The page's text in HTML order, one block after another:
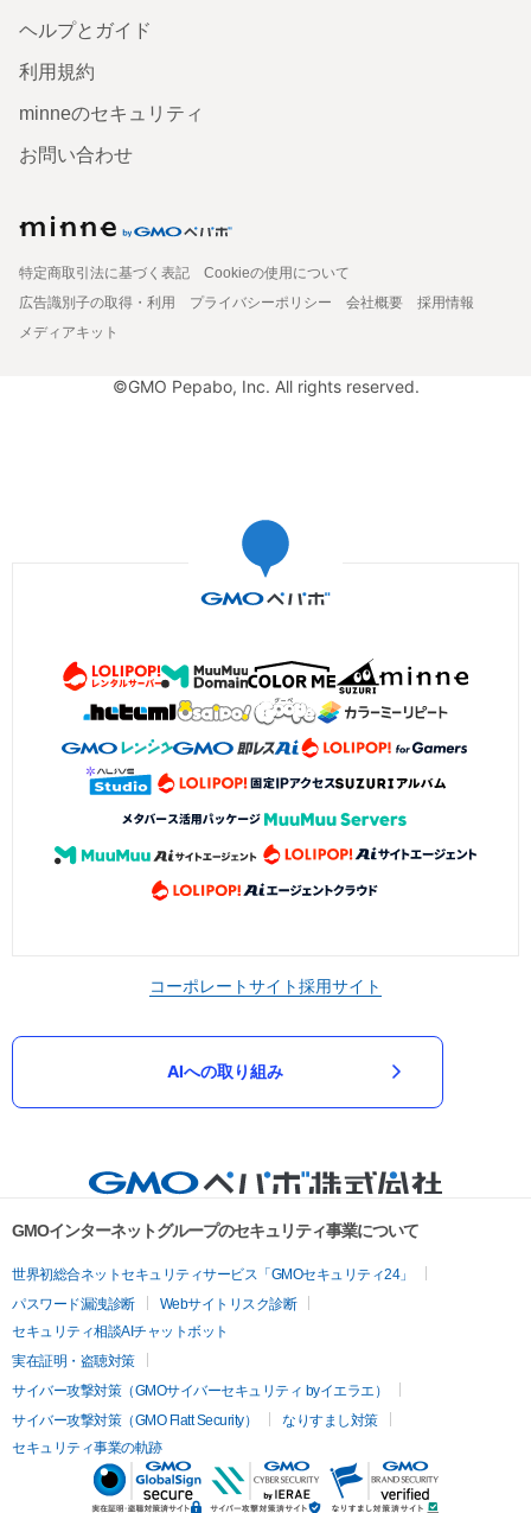
ヘルプとガイド
利用規約
minneのセキュリティ
お問い合わせ
特定商取引法に基づく表記
Cookieの使用について
広告識別子の取得・利用
プライバシーポリシー 会社概要
採用情報
メディアキット
©GMO Pepabo, Inc. All rights reserved.
コーポレートサイト採用サイト
AIへの取り組み
GMOインターネットグループのセキュリティ事業について
世界初総合ネットセキュリティサービス「GMOセキュリティ24」
パスワード漏洩診断
Webサイトリスク診断
セキュリティ相談AIチャットボット
実在証明・盗聴対策
サイバー攻撃対策（GMOサイバーセキュリティ byイエラエ）
サイバー攻撃対策（GMO Flatt Security）
なりすまし対策
セキュリティ事業の軌跡